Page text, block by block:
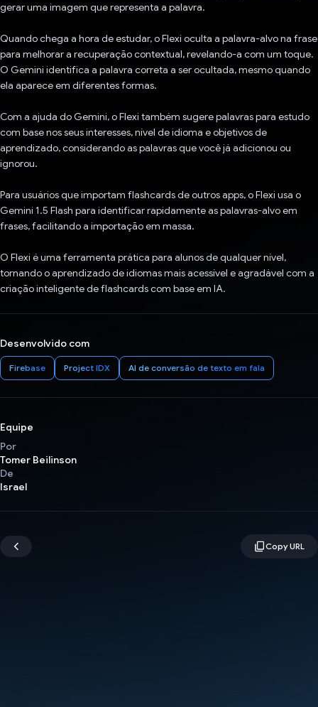
gerar uma imagem que representa a palavra.
Quando chega a hora de estudar, o Flexi oculta a palavra-alvo na frase
para melhorar a recuperação contextual, revelando-a com um toque.
O Gemini identifica a palavra correta a ser ocultada, mesmo quando
ela aparece em diferentes formas.
Com a ajuda do Gemini, o Flexi também sugere palavras para estudo
com base nos seus interesses, nível de idioma e objetivos de
aprendizado, considerando as palavras que você já adicionou ou
ignorou.
Para usuários que importam flashcards de outros apps, o Flexi usa o
Gemini 1.5 Flash para identificar rapidamente as palavras-alvo em
frases, facilitando a importação em massa.
O Flexi é uma ferramenta prática para alunos de qualquer nível,
tornando o aprendizado de idiomas mais acessível e agradável com a
criação inteligente de flashcards com base em IA.
Desenvolvido com
Firebase Project IDX AI de conversão de texto em fala
Equipe
Por
Tomer Beilinson
De
Israel